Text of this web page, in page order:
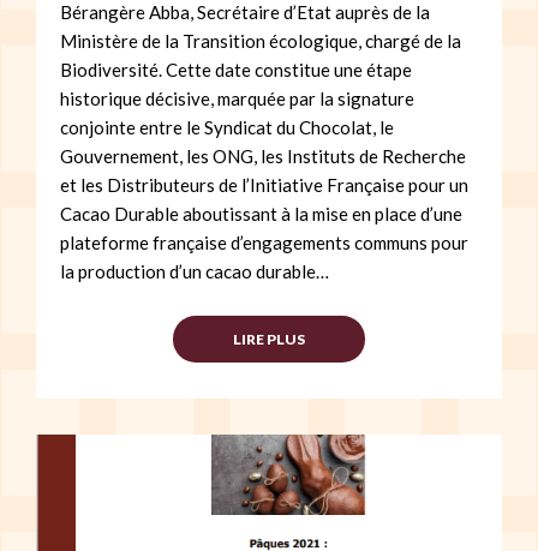
Bérangère Abba, Secrétaire d’Etat auprès de la
Ministère de la Transition écologique, chargé de la
Biodiversité. Cette date constitue une étape
historique décisive, marquée par la signature
conjointe entre le Syndicat du Chocolat, le
Gouvernement, les ONG, les Instituts de Recherche
et les Distributeurs de l’Initiative Française pour un
Cacao Durable aboutissant à la mise en place d’une
plateforme française d’engagements communs pour
la production d’un cacao durable…
LIRE PLUS